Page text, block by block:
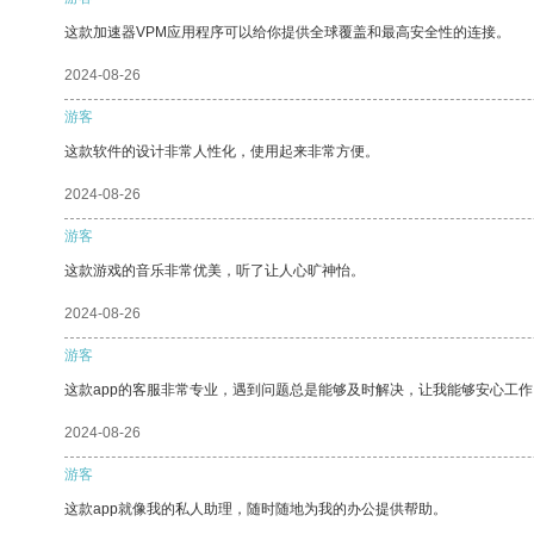
这款加速器VPM应用程序可以给你提供全球覆盖和最高安全性的连接。
2024-08-26
游客
这款软件的设计非常人性化，使用起来非常方便。
2024-08-26
游客
这款游戏的音乐非常优美，听了让人心旷神怡。
2024-08-26
游客
这款app的客服非常专业，遇到问题总是能够及时解决，让我能够安心工
2024-08-26
游客
这款app就像我的私人助理，随时随地为我的办公提供帮助。